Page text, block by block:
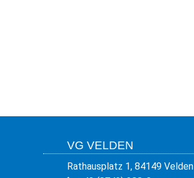
VG VELDEN
Rathausplatz 1, 84149 Velden